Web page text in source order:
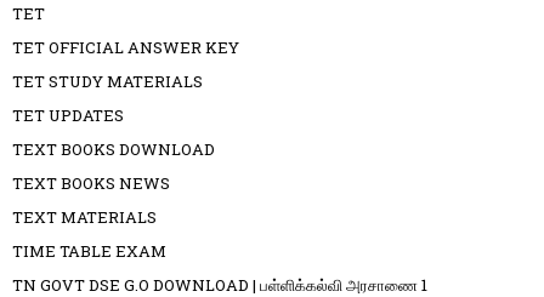
TET
TET OFFICIAL ANSWER KEY
TET STUDY MATERIALS
TET UPDATES
TEXT BOOKS DOWNLOAD
TEXT BOOKS NEWS
TEXT MATERIALS
TIME TABLE EXAM
TN GOVT DSE G.O DOWNLOAD | பள்ளிக்கல்வி அரசாணை 1